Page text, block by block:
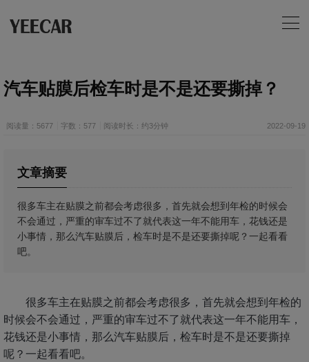
汽车贴膜后检车时是不是还要撕掉？
阅读量：5677 字数：577 阅读时长：约3分钟 2022-09-19
文章摘要
很多车主在贴膜之前都会考虑很多，首先就会想到年检的时候会
不会通过，严重的审车过不了就代表这一年不能用车，花钱还是
小事情，那么汽车贴膜后，检车时是不是还要撕掉呢？一起看看
吧。
很多车主在贴膜之前都会考虑很多，首先就会想到年检的
时候会不会通过，严重的审车过不了就代表这一年不能用车，
花钱还是小事情，那么汽车贴膜后，检车时是不是还要撕掉
呢？一起看看吧。